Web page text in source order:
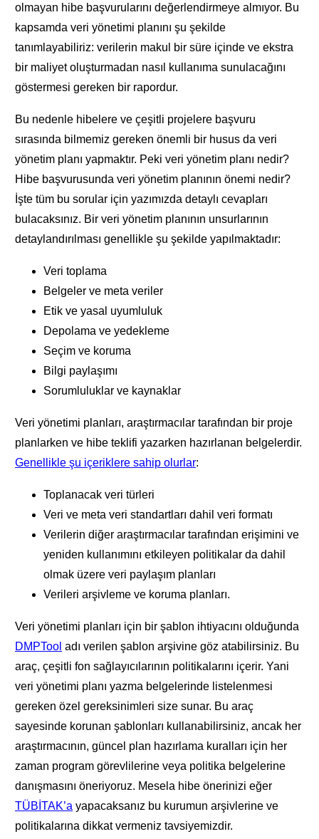
olmayan hibe başvurularını değerlendirmeye almıyor. Bu
kapsamda veri yönetimi planını şu şekilde
tanımlayabiliriz: verilerin makul bir süre içinde ve ekstra
bir maliyet oluşturmadan nasıl kullanıma sunulacağını
göstermesi gereken bir rapordur.
Bu nedenle hibelere ve çeşitli projelere başvuru
sırasında bilmemiz gereken önemli bir husus da veri
yönetim planı yapmaktır. Peki veri yönetim planı nedir?
Hibe başvurusunda veri yönetim planının önemi nedir?
İşte tüm bu sorular için yazımızda detaylı cevapları
bulacaksınız. Bir veri yönetim planının unsurlarının
detaylandırılması genellikle şu şekilde yapılmaktadır:
Veri toplama
Belgeler ve meta veriler
Etik ve yasal uyumluluk
Depolama ve yedekleme
Seçim ve koruma
Bilgi paylaşımı
Sorumluluklar ve kaynaklar
Veri yönetimi planları, araştırmacılar tarafından bir proje
planlarken ve hibe teklifi yazarken hazırlanan belgelerdir.
Genellikle şu içeriklere sahip olurlar:
Toplanacak veri türleri
Veri ve meta veri standartları dahil veri formatı
Verilerin diğer araştırmacılar tarafından erişimini ve
yeniden kullanımını etkileyen politikalar da dahil
olmak üzere veri paylaşım planları
Verileri arşivleme ve koruma planları.
Veri yönetimi planları için bir şablon ihtiyacını olduğunda
DMPTool adı verilen şablon arşivine göz atabilirsiniz. Bu
araç, çeşitli fon sağlayıcılarının politikalarını içerir. Yani
veri yönetimi planı yazma belgelerinde listelenmesi
gereken özel gereksinimleri size sunar. Bu araç
sayesinde korunan şablonları kullanabilirsiniz, ancak her
araştırmacının, güncel plan hazırlama kuralları için her
zaman program görevlilerine veya politika belgelerine
danışmasını öneriyoruz. Mesela hibe önerinizi eğer
TÜBİTAK’a yapacaksanız bu kurumun arşivlerine ve
politikalarına dikkat vermeniz tavsiyemizdir.